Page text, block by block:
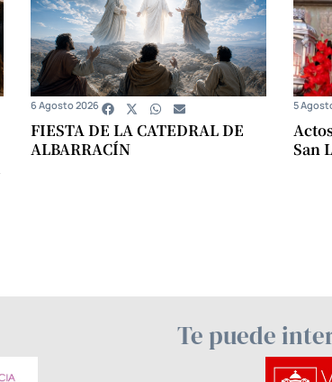
FIESTA DE LA CATEDRAL DE
ALBARRACÍN
6 Agosto 2026
San
5
Te puede